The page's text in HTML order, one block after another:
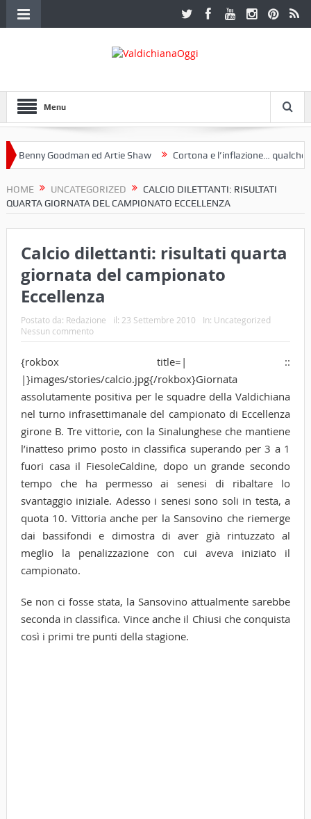
Menu
Goodman ed Artie Shaw Cortona e l’inflazione… qualche
HOME UNCATEGORIZED
CALCIO DILETTANTI: RISULTATI
QUARTA GIORNATA DEL CAMPIONATO ECCELLENZA
Calcio dilettanti: risultati quarta
giornata del campionato
Eccellenza
Postato da: Redazione il: 23 Settembre 2010 In: Uncategorized
Nessun commento
{rokbox title=| ::
|}images/stories/calcio.jpg{/rokbox}Giornata
assolutamente positiva per le squadre della Valdichiana
nel turno infrasettimanale del campionato di Eccellenza
girone B. Tre vittorie, con la Sinalunghese che mantiene
l’inatteso primo posto in classifica superando per 3 a 1
fuori casa il FiesoleCaldine, dopo un grande secondo
tempo che ha permesso ai senesi di ribaltare lo
svantaggio iniziale. Adesso i senesi sono soli in testa, a
quota 10. Vittoria anche per la Sansovino che riemerge
dai bassifondi e dimostra di aver già rintuzzato al
meglio la penalizzazione con cui aveva iniziato il
campionato.
Se non ci fosse stata, la Sansovino attualmente sarebbe
seconda in classifica. Vince anche il Chiusi che conquista
così i primi tre punti della stagione.